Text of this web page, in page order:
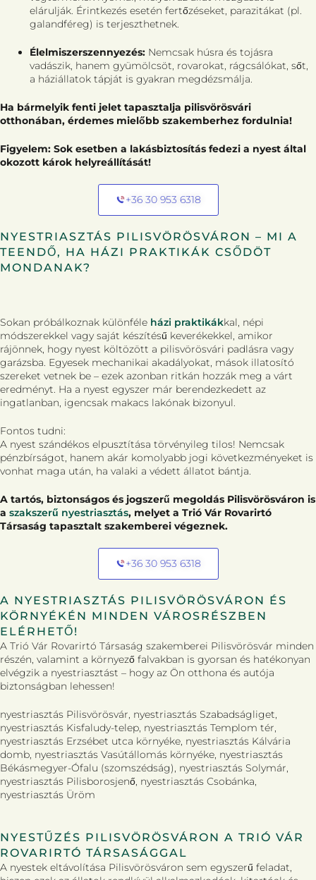
elárulják. Érintkezés esetén fertőzéseket, parazitákat (pl.
galandféreg) is terjeszthetnek.
Élelmiszerszennyezés: Nemcsak húsra és tojásra
vadászik, hanem gyümölcsöt, rovarokat, rágcsálókat, sőt,
a háziállatok tápját is gyakran megdézsmálja.
Ha bármelyik fenti jelet tapasztalja pilisvörösvári
otthonában, érdemes mielőbb szakemberhez fordulnia!
Figyelem: Sok esetben a lakásbiztosítás fedezi a nyest által
okozott károk helyreállítását!
+36 30 953 6318
NYESTRIASZTÁS PILISVÖRÖSVÁRON – MI A
TEENDŐ, HA HÁZI PRAKTIKÁK CSŐDÖT
MONDANAK?
Sokan próbálkoznak különféle házi praktikákkal, népi
módszerekkel vagy saját készítésű keverékekkel, amikor
rájönnek, hogy nyest költözött a pilisvörösvári padlásra vagy
garázsba. Egyesek mechanikai akadályokat, mások illatosító
szereket vetnek be – ezek azonban ritkán hozzák meg a várt
eredményt. Ha a nyest egyszer már berendezkedett az
ingatlanban, igencsak makacs lakónak bizonyul.
Fontos tudni:
A nyest szándékos elpusztítása törvényileg tilos! Nemcsak
pénzbírságot, hanem akár komolyabb jogi következményeket is
vonhat maga után, ha valaki a védett állatot bántja.
A tartós, biztonságos és jogszerű megoldás Pilisvörösváron is
a szakszerű nyestriasztás, melyet a Trió Vár Rovarirtó
Társaság tapasztalt szakemberei végeznek.
+36 30 953 6318
A NYESTRIASZTÁS PILISVÖRÖSVÁRON ÉS
KÖRNYÉKÉN MINDEN VÁROSRÉSZBEN
ELÉRHETŐ!
A Trió Vár Rovarirtó Társaság szakemberei Pilisvörösvár minden
részén, valamint a környező falvakban is gyorsan és hatékonyan
elvégzik a nyestriasztást – hogy az Ön otthona és autója
biztonságban lehessen!
nyestriasztás Pilisvörösvár, nyestriasztás Szabadságliget,
nyestriasztás Kisfaludy-telep, nyestriasztás Templom tér,
nyestriasztás Erzsébet utca környéke, nyestriasztás Kálvária
domb, nyestriasztás Vasútállomás környéke, nyestriasztás
Békásmegyer-Ófalu (szomszédság), nyestriasztás Solymár,
nyestriasztás Pilisborosjenő, nyestriasztás Csobánka,
nyestriasztás Üröm
NYESTŰZÉS PILISVÖRÖSVÁRON A TRIÓ VÁR
ROVARIRTÓ TÁRSASÁGGAL
A nyestek eltávolítása Pilisvörösváron sem egyszerű feladat,